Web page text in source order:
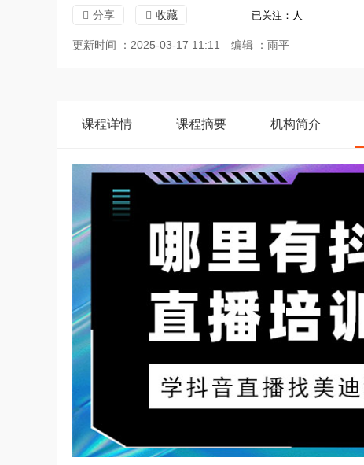
分享 收藏 已关注： 人
更新时间 ：2025-03-17 11:11 编辑 ：雨平
课程详情 课程摘要 机构简介